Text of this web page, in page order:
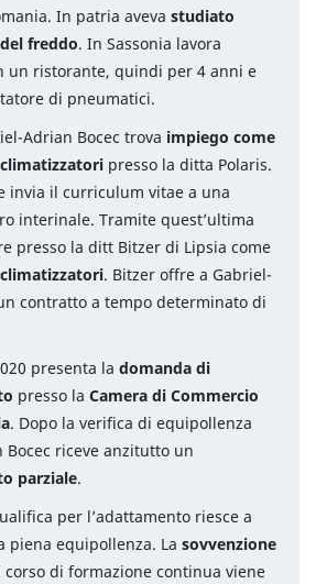
In patria aveva studiato
freddo. In Sassonia lavora
un ristorante, quindi per 4 anni e
di pneumatici.
Adrian Bocec trova impiego come
presso la ditta Polaris.
invia il curriculum vitae a una
interinale. Tramite quest’ultima
presso la ditt Bitzer di Lipsia come
. Bitzer offre a Gabriel-
contratto a tempo determinato di
presenta la domanda di
presso la Camera di Commercio
. Dopo la verifica di equipollenza
Bocec riceve anzitutto un
parziale.
per l’adattamento riesce a
piena equipollenza. La sovvenzione
corso di formazione continua viene